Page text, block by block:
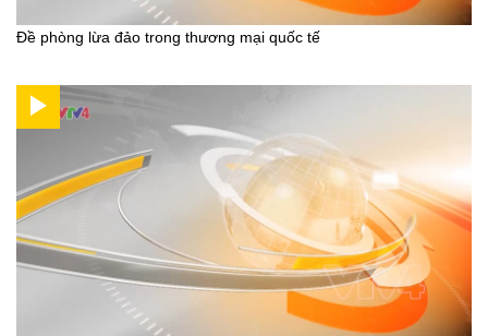
Đề phòng lừa đảo trong thương mại quốc tế